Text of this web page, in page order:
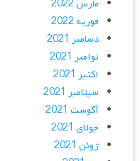
مارس 2022
فوریه 2022
دسامبر 2021
نوامبر 2021
اکتبر 2021
سپتامبر 2021
آگوست 2021
جولای 2021
ژوئن 2021